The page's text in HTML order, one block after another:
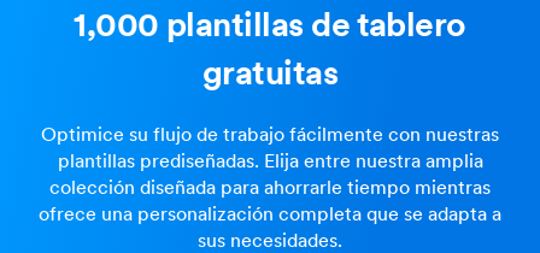
1,000 plantillas de tablero
gratuitas
Optimice su flujo de trabajo fácilmente con nuestras
plantillas prediseñadas. Elija entre nuestra amplia
colección diseñada para ahorrarle tiempo mientras
ofrece una personalización completa que se adapta a
sus necesidades.